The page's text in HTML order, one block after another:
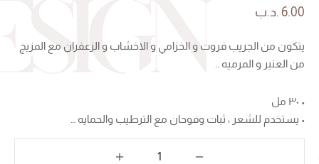
6.00 .د.ب
يتكون من الجريب فروت و الخزامي و الاخشاب و الزعفران مع المزيج
من العنبر و المرميه ..
• ٣٠ مل
• يستخدم للشعر ، ثبات وفوحان مع الترطيب والحمايه …